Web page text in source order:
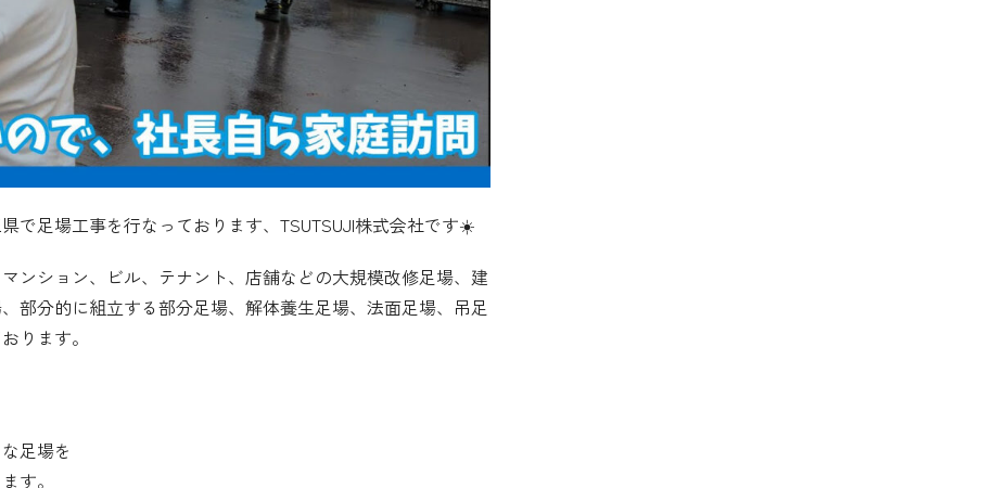
で足場工事を行なっております、TSUTSUJI株式会社です☀️
ンション、ビル、テナント、店舗などの大規模改修足場、建
部分的に組立する部分足場、解体養生足場、法面足場、吊足
ります。
足場を
す。